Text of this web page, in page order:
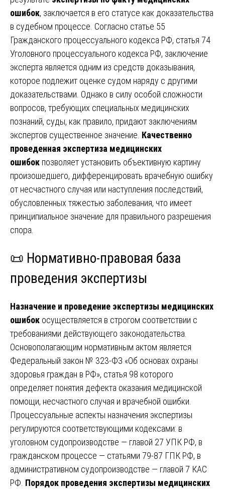
ошибок, заключается в его статусе как доказательства
в судебном процессе. Согласно статье 55
Гражданского процессуального кодекса РФ, статья 74
Уголовного процессуального кодекса РФ, заключение
эксперта является одним из средств доказывания,
которое подлежит оценке судом наряду с другими
доказательствами. Однако в силу особой сложности
вопросов, требующих специальных медицинских
познаний, суды, как правило, придают заключениям
экспертов существенное значение. Качественно
проведенная экспертиза медицинских
ошибок позволяет установить объективную картину
произошедшего, дифференцировать врачебную ошибку
от несчастного случая или наступления последствий,
обусловленных тяжестью заболевания, что имеет
принципиальное значение для правильного разрешения
спора.
📜 Нормативно-правовая база
проведения экспертизы
Назначение и проведение экспертизы медицинских
ошибок осуществляется в строгом соответствии с
требованиями действующего законодательства.
Основополагающим нормативным актом является
Федеральный закон № 323-ФЗ «Об основах охраны
здоровья граждан в РФ», статья 98 которого
определяет понятия дефекта оказания медицинской
помощи, несчастного случая и врачебной ошибки.
Процессуальные аспекты назначения экспертизы
регулируются соответствующими кодексами: в
уголовном судопроизводстве — главой 27 УПК РФ, в
гражданском процессе — статьями 79-87 ГПК РФ, в
административном судопроизводстве — главой 7 КАС
РФ. Порядок проведения экспертизы медицинских